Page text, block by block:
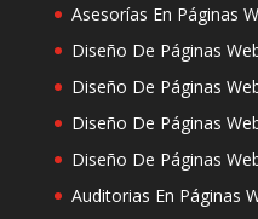
Asesorías En Páginas
Diseño De Páginas
Diseño De Páginas
Diseño De Páginas
Diseño De Páginas
Auditorias En Páginas